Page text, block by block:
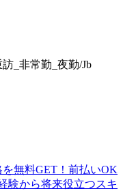
_非常勤_夜勤/Jb
を無料GET！前払いOK
験から将来役立つスキ